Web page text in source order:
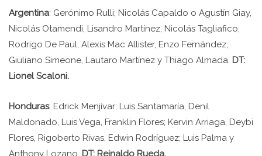
Argentina: Gerónimo Rulli; Nicolás Capaldo o Agustín Giay,
Nicolás Otamendi, Lisandro Martínez, Nicolás Tagliafico;
Rodrigo De Paul, Alexis Mac Allister, Enzo Fernández;
Giuliano Simeone, Lautaro Martínez y Thiago Almada. DT:
Lionel Scaloni.
Honduras: Edrick Menjívar; Luis Santamaría, Denil
Maldonado, Luis Vega, Franklin Flores; Kervin Arriaga, Deybi
Flores, Rigoberto Rivas, Edwin Rodríguez; Luis Palma y
Anthony Lozano. DT: Reinaldo Rueda.